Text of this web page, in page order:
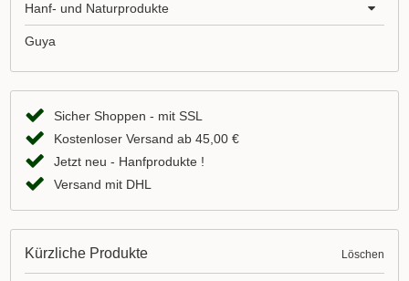
Hanf- und Naturprodukte
Guya
Sicher Shoppen - mit SSL
Kostenloser Versand ab 45,00 €
Jetzt neu - Hanfprodukte !
Versand mit DHL
Kürzliche Produkte Löschen